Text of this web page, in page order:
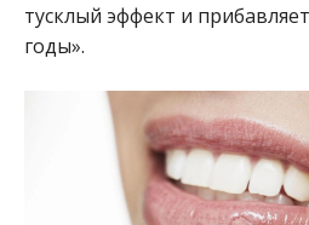
тусклый эффект и
годы».